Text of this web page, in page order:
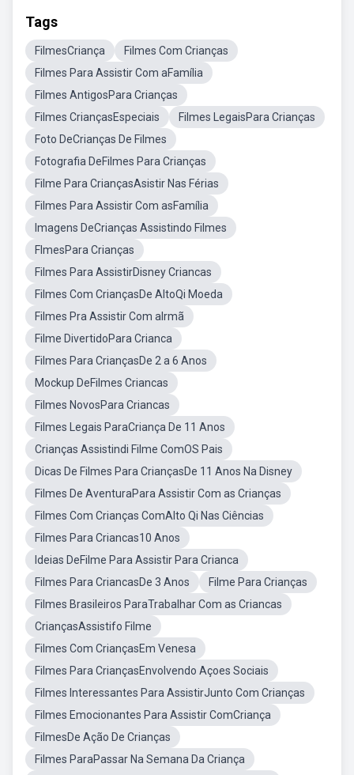
Tags
FilmesCriança
Filmes Com Crianças
Filmes Para Assistir Com aFamília
Filmes AntigosPara Crianças
Filmes CriançasEspeciais
Filmes LegaisPara Crianças
Foto DeCrianças De Filmes
Fotografia DeFilmes Para Crianças
Filme Para CriançasAsistir Nas Férias
Filmes Para Assistir Com asFamília
Imagens DeCrianças Assistindo Filmes
FlmesPara Crianças
Filmes Para AssistirDisney Criancas
Filmes Com CriançasDe AltoQi Moeda
Filmes Pra Assistir Com aIrmã
Filme DivertidoPara Crianca
Filmes Para CriançasDe 2 a 6 Anos
Mockup DeFilmes Criancas
Filmes NovosPara Criancas
Filmes Legais ParaCriança De 11 Anos
Crianças Assistindi Filme ComOS Pais
Dicas De Filmes Para CriançasDe 11 Anos Na Disney
Filmes De AventuraPara Assistir Com as Crianças
Filmes Com Crianças ComAlto Qi Nas Ciências
Filmes Para Criancas10 Anos
Ideias DeFilme Para Assistir Para Crianca
Filmes Para CriancasDe 3 Anos
Filme Para Crianças
Filmes Brasileiros ParaTrabalhar Com as Criancas
CriançasAssistifo Filme
Filmes Com CriançasEm Venesa
Filmes Para CriançasEnvolvendo Açoes Sociais
Filmes Interessantes Para AssistirJunto Com Crianças
Filmes Emocionantes Para Assistir ComCriança
FilmesDe Ação De Crianças
Filmes ParaPassar Na Semana Da Criança